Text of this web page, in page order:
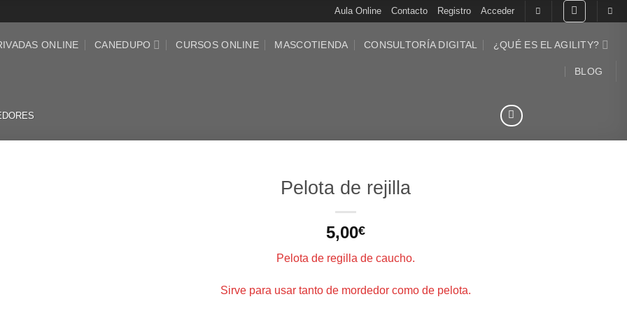
Aula Online Contacto Registro Acceder
ONLINE CANEDUPO CURSOS ONLINE MASCOTIENDA CONSULTORÍA DIGITAL ¿QUÉ ES EL AGILITY?
BLOG
Pelota de rejilla
5,00€
Pelota de regilla de caucho.
Sirve para usar tanto de mordedor como de pelota.